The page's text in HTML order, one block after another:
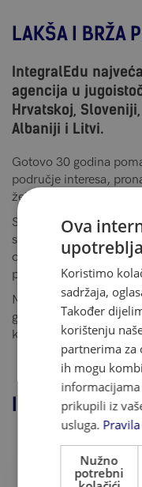
LAKŠA I BRŽA
IntegralEdu
agencija u
Hrvatskoj,
Albaniji i Litvi.
Gotovo 30 godina
područje interesa,
željene karijere te
Surađujemo sa svima
stranih jezika, nastaviti
obrazovnim
području.
Naši stručni obrazovni
godišnje kako bi
kompetentan,
INTEGRALEDU
Ova
Koristimo
sadržaja,
Također
korištenju
partnerima za
ih mogu
prikupili iz
usluga.
Nužno
potrebni